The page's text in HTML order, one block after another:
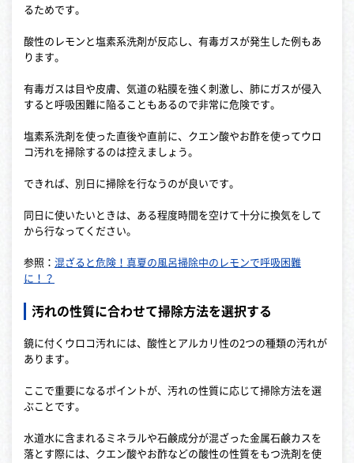
るためです。
酸性のレモンと塩素系洗剤が反応し、有毒ガスが発生した例もあ
ります。
有毒ガスは目や皮膚、気道の粘膜を強く刺激し、肺にガスが侵入
すると呼吸困難に陥ることもあるので非常に危険です。
塩素系洗剤を使った直後や直前に、クエン酸やお酢を使ってウロ
コ汚れを掃除するのは控えましょう。
できれば、別日に掃除を行なうのが良いです。
同日に使いたいときは、ある程度時間を空けて十分に換気をして
から行なってください。
参照： 混ざると危険！真夏の風呂掃除中のレモンで呼吸困難
に！？
汚れの性質に合わせて掃除方法を選択する
鏡に付くウロコ汚れには、酸性とアルカリ性の2つの種類の汚れが
あります。
ここで重要になるポイントが、汚れの性質に応じて掃除方法を選
ぶことです。
水道水に含まれるミネラルや石鹸成分が混ざった金属石鹸カスを
落とす際には、クエン酸やお酢などの酸性の性質をもつ洗剤を使